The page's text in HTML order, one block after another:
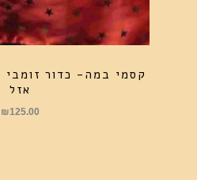
אזל
₪125.00